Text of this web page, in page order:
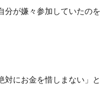
分が嫌々参加していたのを
対にお金を惜しまない」と